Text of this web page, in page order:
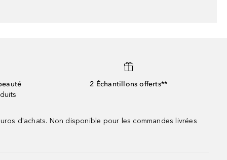
2 Échantillons offerts**
d'achats. Non disponible pour les commandes livrées